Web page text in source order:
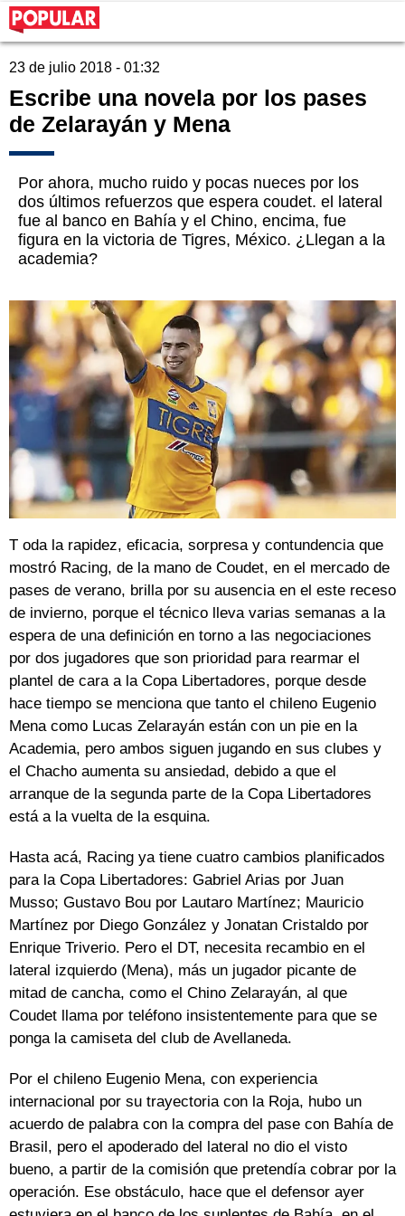
23 de julio 2018 - 01:32
Escribe una novela por los pases
de Zelarayán y Mena
Por ahora, mucho ruido y pocas nueces por los
dos últimos refuerzos que espera coudet. el lateral
fue al banco en Bahía y el Chino, encima, fue
figura en la victoria de Tigres, México. ¿Llegan a la
academia?
T oda la rapidez, eficacia, sorpresa y contundencia que
mostró Racing, de la mano de Coudet, en el mercado de
pases de verano, brilla por su ausencia en el este receso
de invierno, porque el técnico lleva varias semanas a la
espera de una definición en torno a las negociaciones
por dos jugadores que son prioridad para rearmar el
plantel de cara a la Copa Libertadores, porque desde
hace tiempo se menciona que tanto el chileno Eugenio
Mena como Lucas Zelarayán están con un pie en la
Academia, pero ambos siguen jugando en sus clubes y
el Chacho aumenta su ansiedad, debido a que el
arranque de la segunda parte de la Copa Libertadores
está a la vuelta de la esquina.
Hasta acá, Racing ya tiene cuatro cambios planificados
para la Copa Libertadores: Gabriel Arias por Juan
Musso; Gustavo Bou por Lautaro Martínez; Mauricio
Martínez por Diego González y Jonatan Cristaldo por
Enrique Triverio. Pero el DT, necesita recambio en el
lateral izquierdo (Mena), más un jugador picante de
mitad de cancha, como el Chino Zelarayán, al que
Coudet llama por teléfono insistentemente para que se
ponga la camiseta del club de Avellaneda.
Por el chileno Eugenio Mena, con experiencia
internacional por su trayectoria con la Roja, hubo un
acuerdo de palabra con la compra del pase con Bahía de
Brasil, pero el apoderado del lateral no dio el visto
bueno, a partir de la comisión que pretendía cobrar por la
operación. Ese obstáculo, hace que el defensor ayer